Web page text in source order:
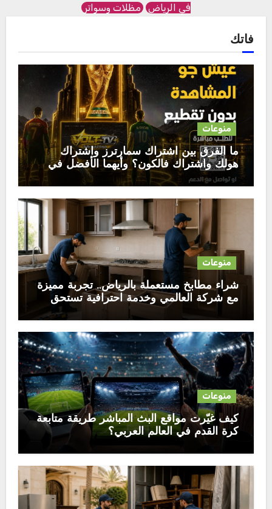
في الرياض مظلات وسواتر
فاتك
منوعات
ما الفرق بين اشتراك سمارترز واشتراك
هولك واشتراك فالكون؟ وأيهما الأفضل في
2026
منوعات
شراء مطابخ مستعملة بالرياض.. تجربة مميزة
مع شركة العالمي وخدمة احترافية تستحق
منوعات
كيف غيّرت مواقع البث المباشر طريقة متابعة
كرة القدم في العالم العربي؟